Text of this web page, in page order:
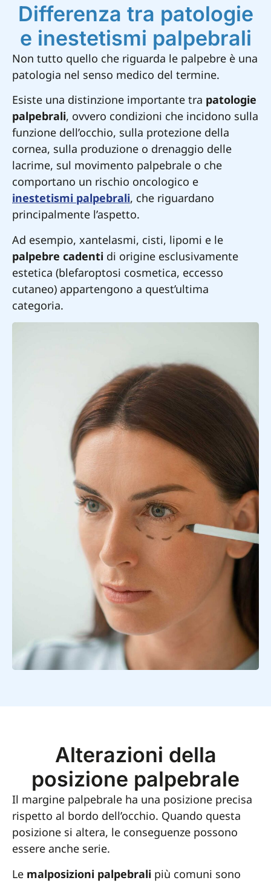
Differenza tra patologie
e inestetismi palpebrali
Non tutto quello che riguarda le palpebre è una
patologia nel senso medico del termine.
Esiste una distinzione importante tra patologie
palpebrali, ovvero condizioni che incidono sulla
funzione dell’occhio, sulla protezione della
cornea, sulla produzione o drenaggio delle
lacrime, sul movimento palpebrale o che
comportano un rischio oncologico e
inestetismi palpebrali, che riguardano
principalmente l’aspetto.
Ad esempio, xantelasmi, cisti, lipomi e le
palpebre cadenti di origine esclusivamente
estetica (blefaroptosi cosmetica, eccesso
cutaneo) appartengono a quest’ultima
categoria.
Alterazioni della
posizione palpebrale
Il margine palpebrale ha una posizione precisa
rispetto al bordo dell’occhio. Quando questa
posizione si altera, le conseguenze possono
essere anche serie.
Le malposizioni palpebrali più comuni sono